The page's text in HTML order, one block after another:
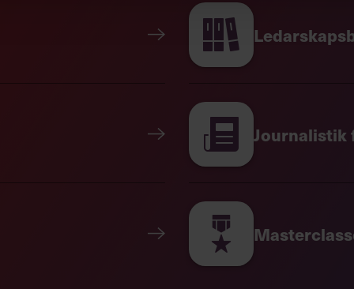
ledtrådar från omvärlden,
med det yttre dygnet. Vi
mönstren kommer igen. För den
känslor, beteenden och
som ligger bakom ett
påverkar oss. Det forskarna
med två tydliga toppar,
under kvällen.
intressant resultat hittade en
som börsbolag haft med
Journalistik